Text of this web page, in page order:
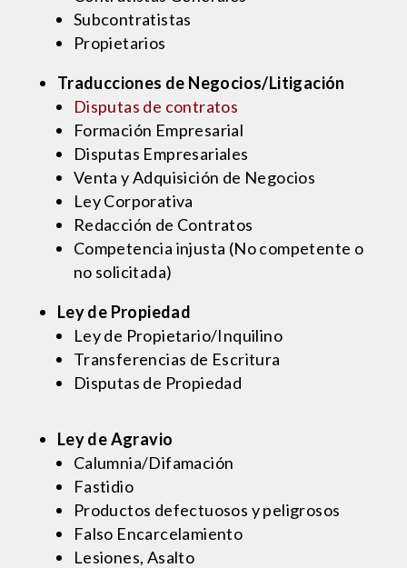
Subcontratistas
Propietarios
Traducciones de Negocios/Litigación
Disputas de contratos
Formación Empresarial
Disputas Empresariales
Venta y Adquisición de Negocios
Ley Corporativa
Redacción de Contratos
Competencia injusta (No competente o
no solicitada)
Ley de Propiedad
Ley de Propietario/Inquilino
Transferencias de Escritura
Disputas de Propiedad
Ley de Agravio
Calumnia/Difamación
Fastidio
Productos defectuosos y peligrosos
Falso Encarcelamiento
Lesiones, Asalto